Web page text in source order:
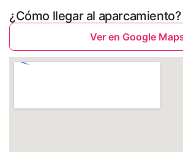
¿Cómo llegar al aparcamiento?
Ver en Google